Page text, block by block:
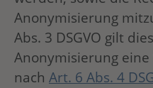
Anonymisierung
Abs. 3 DSGVO gilt
Anonymisierung
nach Art. 6 Abs. 4